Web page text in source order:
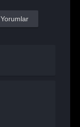
Yorumlar